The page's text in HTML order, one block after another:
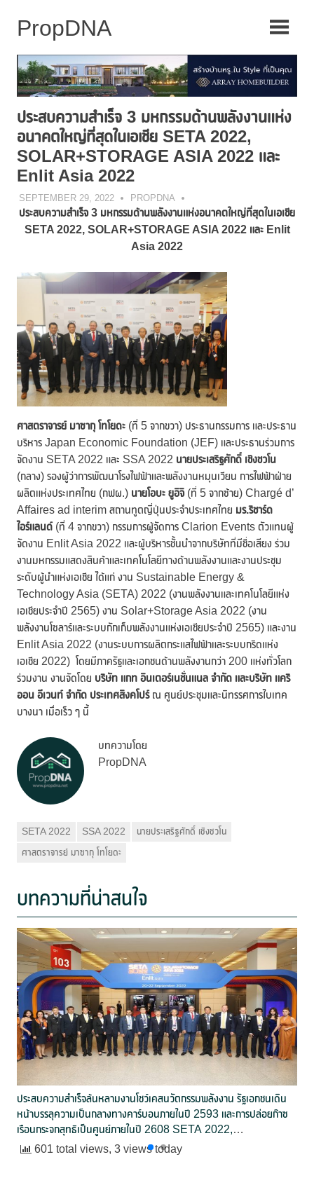
ประสบความสำเร็จ 3 มหกรรมด้านพลังงานแห่ง
อนาคตใหญ่ที่สุดในเอเชีย SETA 2022,
SOLAR+STORAGE ASIA 2022 และ
Enlit Asia 2022
SEPTEMBER 29, 2022 PROPDNA
ประสบความสำเร็จ3 มหกรรมด้านพลังงานแห่งอนาคตใหญ่ที่สุดในเอเชีย
SETA 2022, SOLAR+STORAGE ASIA 2022 และ Enlit
Asia 2022
ศาสตราจารย์ มาซากุ โทโยดะ (ที่ 5 จากขวา) ประธานกรรมการ และประธาน
บริหาร Japan Economic Foundation (JEF) และประธานร่วมการ
จัดงาน SETA 2022 และ SSA 2022 นายประเสริฐศักดิ์ เชิงชวโน
(กลาง) รองผู้ว่าการพัฒนาโรงไฟฟ้าและพลังงานหมุนเวียน การไฟฟ้าฝ่าย
ผลิตแห่งประเทศไทย (กฟผ.) นายโอบะ ยูอิจิ(ที่ 5 จากซ้าย) Chargé d’
Affaires ad interim สถานทูตญี่ปุ่นประจำประเทศไทย มร.ริชาร์ด
ไอร์แลนด์ (ที่ 4 จากขวา) กรรมการผู้จัดการ Clarion Events ตัวแทนผู้
จัดงาน Enlit Asia 2022 และผู้บริหารชั้นนำจากบริษัทที่มีชื่อเสียง ร่วม
งานมหกรรมแสดงสินค้าและเทคโนโลยีทางด้านพลังงานและงานประชุม
ระดับผู้นำแห่งเอเชีย ได้แก่ งาน Sustainable Energy &
Technology Asia (SETA) 2022 (งานพลังงานและเทคโนโลยีแห่ง
เอเชียประจำปี 2565) งาน Solar+Storage Asia 2022 (งาน
พลังงานโซลาร์และระบบกักเก็บพลังงานแห่งเอเชียประจำปี 2565) และงาน
Enlit Asia 2022 (งานระบบการผลิตกระแสไฟฟ้าและระบบกริดแห่ง
เอเชีย 2022) โดยมีภาครัฐและเอกชนด้านพลังงานกว่า 200 แห่งทั่วโลก
ร่วมงาน งานจัดโดย บริษัท แกท อินเตอร์เนชั่นแนล จำกัด และบริษัท แคริ
ออน อีเวนท์ จำกัด ประเทศสิงคโปร์ณ ศูนย์ประชุมและนิทรรศการไบเทค
บางนา เมื่อเร็ว ๆ นี้
บทความโดย
PropDNA
SETA 2022 SSA 2022
นายประเสริฐศักดิ์ เชิงชวโน
ศาสตราจารย์ มาซากุ โทโยดะ
บทความที่น่าสนใจ
ประสบความสำเร็จล้นหลามงานโชว์เคสนวัตกรรมพลังงาน รัฐเอกชนเดิน
หน้าบรรลุความเป็นกลางทางคาร์บอนภายในปี 2593 และการปล่อยก๊าซ
เรือนกระจกสุทธิเป็นศูนย์ภายในปี 2608 SETA 2022,
SOLAR+STORAGE ASIA 2022 และ Enlit Asia 2022
601 total views, 3 views today